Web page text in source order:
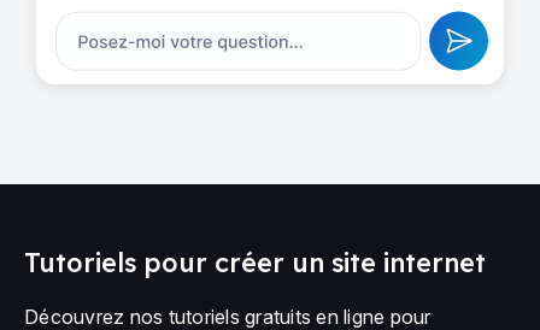
Tutoriels pour créer un site internet
Découvrez nos tutoriels gratuits en ligne pour